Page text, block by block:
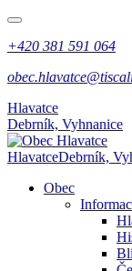
+420 381 591 064
Hlavatce
Debrník, Vyhnanice
HlavatceDebrník,
Obec